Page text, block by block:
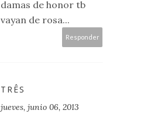
damas de honor tb
vayan de rosa...
Responder
TRÊS
jueves, junio 06, 2013